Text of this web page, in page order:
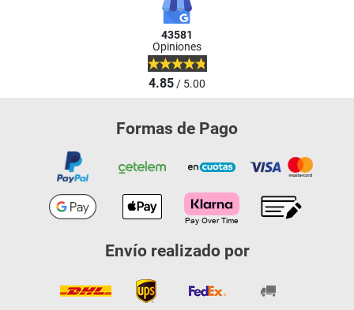
43581
Opiniones
4.85/ 5.00
Formas de Pago
Envío realizado por